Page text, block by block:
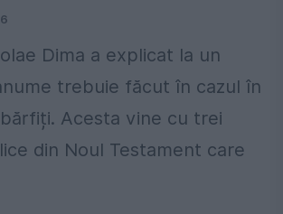
Dima a explicat la un
trebuie făcut în cazul în
Acesta vine cu trei
din Noul Testament care